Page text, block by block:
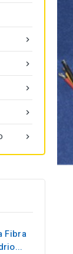





Fibra